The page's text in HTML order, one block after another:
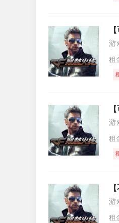
游
租
游
租
游
租